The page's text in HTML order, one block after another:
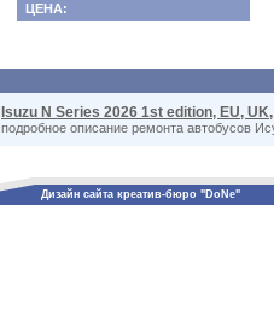
ЦЕНА:
Isuzu N Series 2026 1st edition, EU,
подробное описание ремонта автобусов
Дизайн сайта креатив-бюро "DoNe"